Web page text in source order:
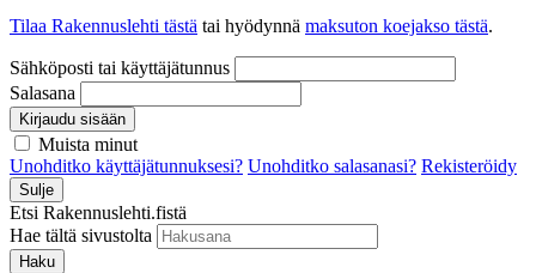
Tilaa Rakennuslehti tästä tai hyödynnä maksuton koejakso tästä.
Sähköposti tai käyttäjätunnus
Salasana
Kirjaudu sisään
Muista minut
Unohditko käyttäjätunnuksesi? Unohditko salasanasi? Rekisteröidy
Sulje
Etsi Rakennuslehti.fistä
Hae tältä sivustolta
Haku